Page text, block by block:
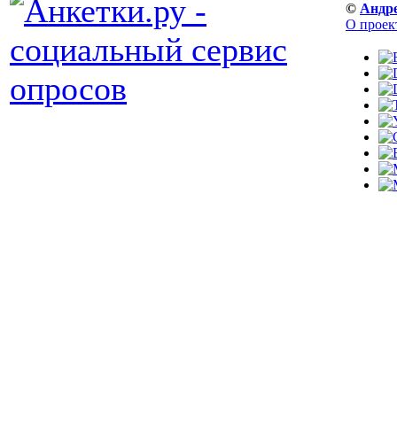
©
О